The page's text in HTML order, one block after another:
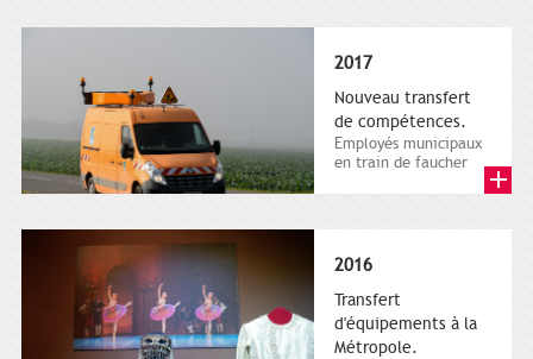
2017
Nouveau transfert
de compétences.
Employés municipaux
en train de faucher
2016
Transfert
d'équipements à la
Métropole.